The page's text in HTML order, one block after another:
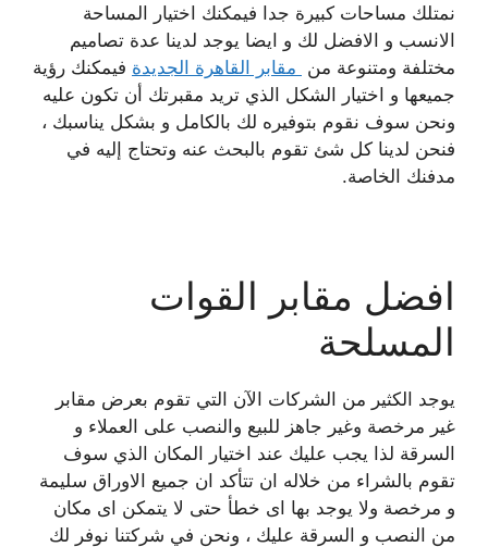
نمتلك مساحات كبيرة جدا فيمكنك اختيار المساحة
الانسب و الافضل لك و ايضا يوجد لدينا عدة تصاميم
مختلفة ومتنوعة من مقابر القاهرة الجديدة فيمكنك رؤية
جميعها و اختيار الشكل الذي تريد مقبرتك أن تكون عليه
ونحن سوف نقوم بتوفيره لك بالكامل و بشكل يناسبك ،
فنحن لدينا كل شئ تقوم بالبحث عنه وتحتاج إليه في
مدفنك الخاصة.
افضل مقابر القوات
المسلحة
يوجد الكثير من الشركات الآن التي تقوم بعرض مقابر
غير مرخصة وغير جاهز للبيع والنصب على العملاء و
السرقة لذا يجب عليك عند اختيار المكان الذي سوف
تقوم بالشراء من خلاله ان تتأكد ان جميع الاوراق سليمة
و مرخصة ولا يوجد بها اى خطأ حتى لا يتمكن اى مكان
من النصب و السرقة عليك ، ونحن في شركتنا نوفر لك